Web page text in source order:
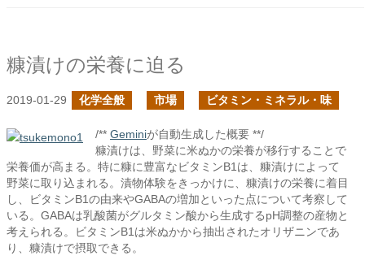
糠漬けの栄養に迫る
2019-01-29 化学全般 市場 ビタミン・ミネラル・味
/** Geminiが自動生成した概要 **/
糠漬けは、野菜に米ぬかの栄養が移行することで
栄養価が高まる。特に糠に豊富なビタミンB1は、糠漬けによって
野菜に取り込まれる。漬物体験をきっかけに、糠漬けの栄養に着目
し、ビタミンB1の由来やGABAの増加といった点について考察して
いる。GABAは乳酸菌がグルタミン酸から生成するpH調整の産物と
考えられる。ビタミンB1は米ぬかから抽出されたオリザニンであ
り、糠漬けで摂取できる。